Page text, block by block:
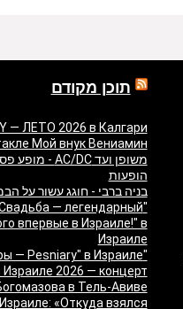
תוכן מקודם
— ЛЕТО 2026 в Калгари
Мой внук Вениамин
הופעות
בניה ברבי - חוגג עשור על הבמות! 2026 - כרטיסים
— легендарный
впервые в Израиле!" в
Израиле
"Песняры — Pesniary" в Израиле
2026 — концерт
в Тель-Авиве
«Откуда взялся